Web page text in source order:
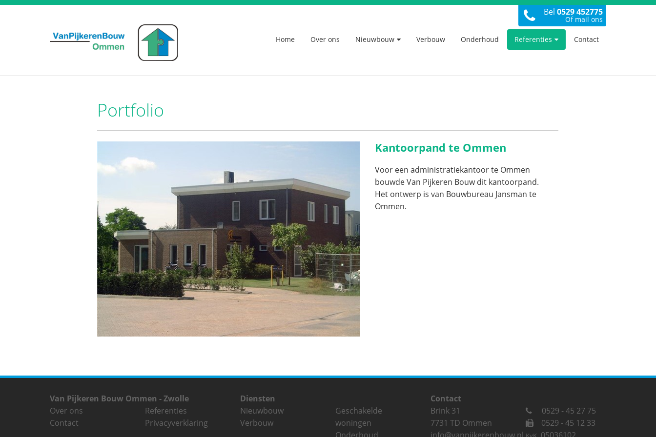
Bel 0529 452775
Of mail ons
Home Over ons Nieuwbouw Verbouw Onderhoud Referenties Contact
Portfolio
Kantoorpand te Ommen
Voor een administratiekantoor te Ommen
bouwde Van Pijkeren Bouw dit kantoorpand.
Het ontwerp is van Bouwbureau Jansman te
Ommen.
Van Pijkeren Bouw Ommen - Zwolle
Over ons
Contact
Referenties
Privacyverklaring
Diensten
Nieuwbouw
Verbouw
Geschakelde
woningen
Contact
Brink 31
7731 TD Ommen
0529 - 45 27 75
0529 - 45 12 33